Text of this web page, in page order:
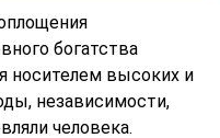
богатства
носителем высоких и
независимости,
человека.